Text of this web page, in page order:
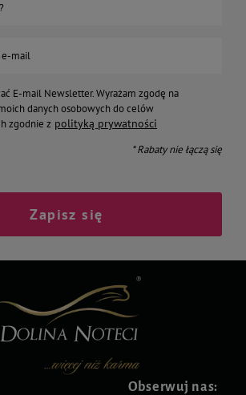
e-mail
E-mail Newsletter. Wyrażam zgodę na
danych osobowych do celów
zgodnie z polityką prywatności
* Rabaty nie łączą się
Zapisz się
Obserwuj nas: